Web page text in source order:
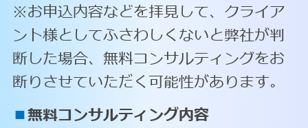
※お申込内容などを拝見して、クライア
ント様としてふさわしくないと弊社が判
断した場合、無料コンサルティングをお
断りさせていただく可能性があります。
■無料コンサルティング内容